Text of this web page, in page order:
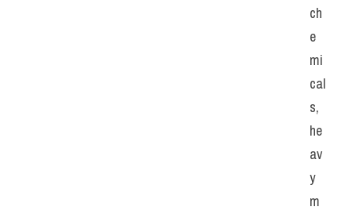
ch
e
mi
cal
s,
he
av
y
m